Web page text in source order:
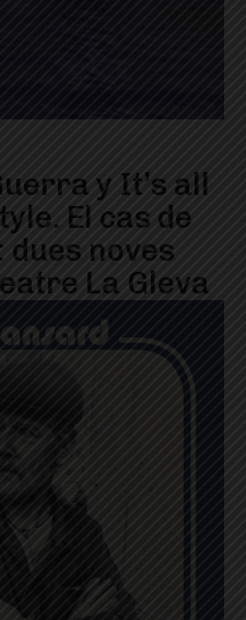
y It’s all
El cas de
noves
La Gleva